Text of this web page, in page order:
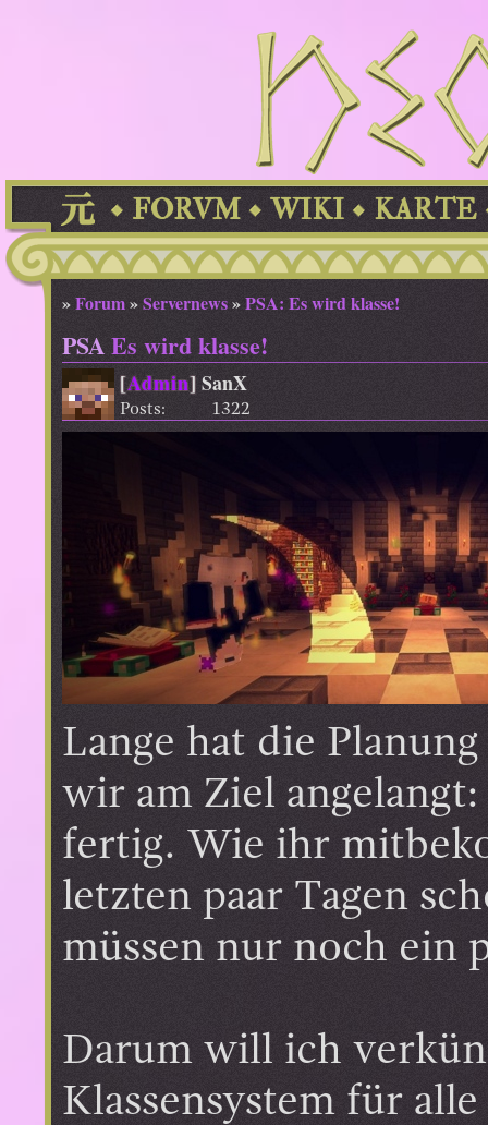
FORVM WIKI KARTE
»Forum»Servernews»PSA: Es wird klasse!
PSAEs wird klasse!
[Admin]SanX
Posts: 1322
Lange hat die
wir am Ziel
fertig. Wie ihr
letzten paar Tagen
müssen nur noch ein
Darum will ich
Klassensystem für